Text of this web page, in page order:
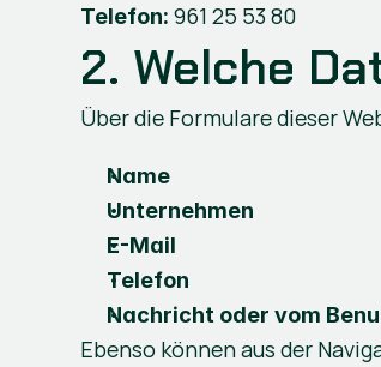
Telefon: 961 25 53 80
2. Welche
Über die Formulare dieser
Name
Unternehmen
E-Mail
Telefon
Nachricht oder vom
Ebenso können aus der